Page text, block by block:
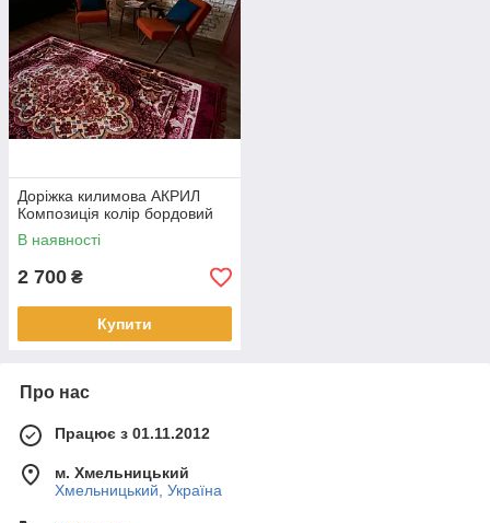
Доріжка килимова АКРИЛ
Композиція колір бордовий
В наявності
2 700 ₴
Купити
Про нас
Працює з 01.11.2012
м. Хмельницький
Хмельницький, Україна